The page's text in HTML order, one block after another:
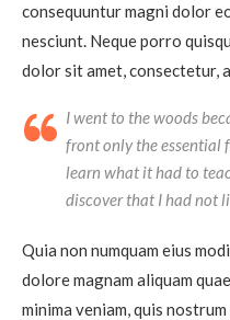
consequuntur magni dolor
nesciunt. Neque porro
dolor sit amet, consectetur,
I went to the woods
front only the essential
learn what it had to
discover that I had not
Quia non numquam eius
dolore magnam aliquam
minima veniam, quis